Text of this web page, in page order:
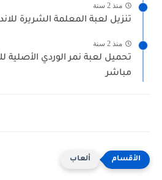
منذ 2 سنة
تنزيل لعبة المعلمة الشريرة
منذ 2 سنة
تحميل لعبة نمر الوردي الأصلية
مباشر
ألعاب